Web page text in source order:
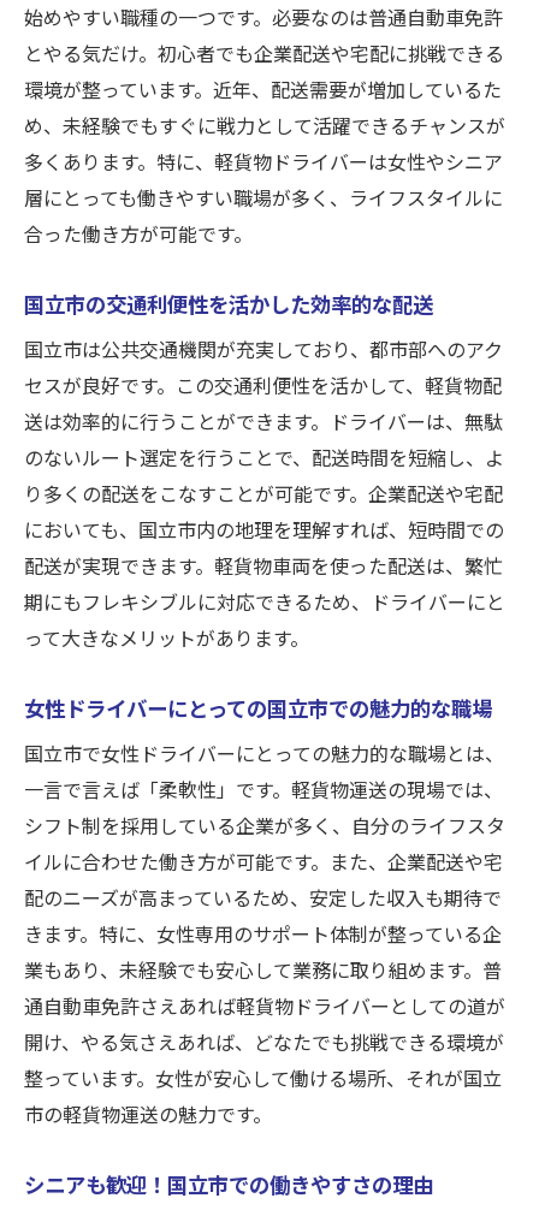
成長をサポートする国立市の職場環境
自分次第で広がるキャリアパス
軽貨物運送で得る達成感とやりがい
国立市で挑戦を続ける意欲が成長を促す
仲間と共に成長する国立市の配送チーム
宅配需要増加中！国立市で軽貨物運送を始めよ
宅配業界の現状と国立市での需要
軽貨物運送がもたらす新たなビジネスチャ
ンス
国立市で宅配を始めるメリットと注意点
需要に応えるための効率的な宅配方法
国立市での宅配ビジネス成功のポイント
宅配を通じた地域貢献とやりがい
普通自動車免許で挑戦する国立市の軽貨物ドラ
イバー
国立市で普通免許を活かすチャンス
免許取得後のキャリアステップ
普通免許を活かした配送の魅力
国立市での免許活用例と成功事例
普通免許と軽貨物運送の相性
国立市での軽貨物ドライバー求人情報を徹底解
説
国立市の求人市場と軽貨物運送の現状
求職者にとっての魅力的な条件とは
国立市での求人を探す方法とポイント
軽貨物ドライバーとしての必要条件
国立市での軽貨物求人の展望
始めやすい職種の一つです。必要なのは普通自動車免許
とやる気だけ。初心者でも企業配送や宅配に挑戦できる
環境が整っています。近年、配送需要が増加しているた
め、未経験でもすぐに戦力として活躍できるチャンスが
多くあります。特に、軽貨物ドライバーは女性やシニア
層にとっても働きやすい職場が多く、ライフスタイルに
合った働き方が可能です。
国立市の交通利便性を活かした効率的な配送
国立市は公共交通機関が充実しており、都市部へのアク
セスが良好です。この交通利便性を活かして、軽貨物配
送は効率的に行うことができます。ドライバーは、無駄
のないルート選定を行うことで、配送時間を短縮し、よ
り多くの配送をこなすことが可能です。企業配送や宅配
においても、国立市内の地理を理解すれば、短時間での
配送が実現できます。軽貨物車両を使った配送は、繁忙
期にもフレキシブルに対応できるため、ドライバーにと
って大きなメリットがあります。
女性ドライバーにとっての国立市での魅力的な職場
国立市で女性ドライバーにとっての魅力的な職場とは、
一言で言えば「柔軟性」です。軽貨物運送の現場では、
シフト制を採用している企業が多く、自分のライフスタ
イルに合わせた働き方が可能です。また、企業配送や宅
配のニーズが高まっているため、安定した収入も期待で
きます。特に、女性専用のサポート体制が整っている企
業もあり、未経験でも安心して業務に取り組めます。普
通自動車免許さえあれば軽貨物ドライバーとしての道が
開け、やる気さえあれば、どなたでも挑戦できる環境が
整っています。女性が安心して働ける場所、それが国立
市の軽貨物運送の魅力です。
シニアも歓迎！国立市での働きやすさの理由